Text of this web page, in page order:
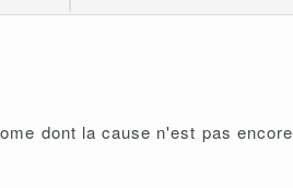
dont la cause n'est pas encore